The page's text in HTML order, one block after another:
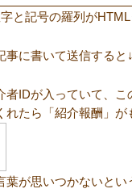
と記号の羅列が
事に書いて送信する
者IDが入っていて、
れたら「紹介報酬」が
葉が思いつかないとい